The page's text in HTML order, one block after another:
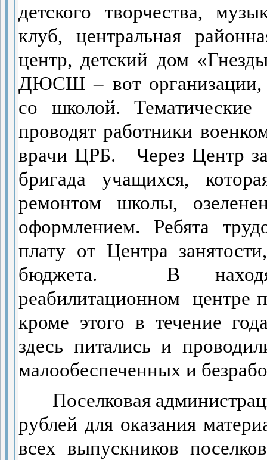
детского творчества,
клуб, центральная
центр, детский дом
ДЮСШ – вот организации,
со школой.
проводят работники
врачи ЦРБ.
Через Центр
бригада учащихся,
ремонтом школы,
оформлением. Ребята
плату от Центра
бюджета.
В
реабилитационном
центре
кроме этого в течение
здесь питались и
малообеспеченных и
Поселковая
рублей для оказания
всех выпускников